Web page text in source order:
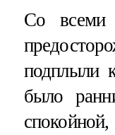
Со всеми
подплыли
было